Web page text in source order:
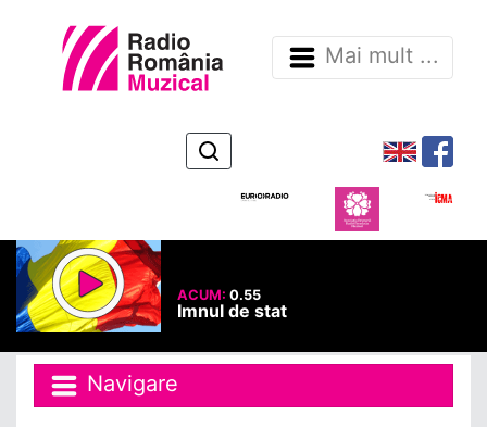
Mai mult ...
ACUM: 0.55
Imnul de stat
Navigare